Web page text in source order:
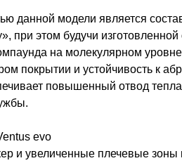
данной модели является
при этом будучи
на молекулярном
покрытии и устойчивость к
повышенный отвод
evo
и увеличенные плечевые